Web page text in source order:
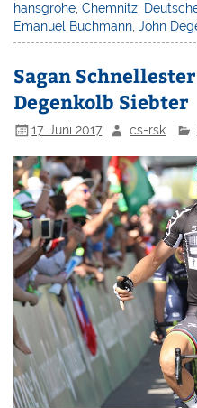
hansgrohe,Chemnitz,
Emanuel Buchmann,John
Sagan
Degenkolb Siebter
17. Juni 2017 cs-rsk